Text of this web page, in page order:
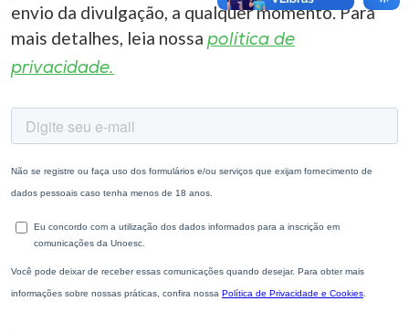
envio da divulgação, a qualquer momento. Para
mais detalhes, leia nossa política de
privacidade.